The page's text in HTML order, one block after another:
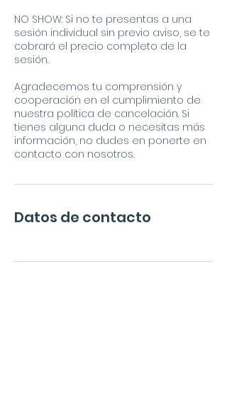
NO SHOW: Si no te presentas a una
sesión individual sin previo aviso, se te
cobrará el precio completo de la
sesión.
Agradecemos tu comprensión y
cooperación en el cumplimiento de
nuestra política de cancelación. Si
tienes alguna duda o necesitas más
información, no dudes en ponerte en
contacto con nosotros.
Datos de contacto